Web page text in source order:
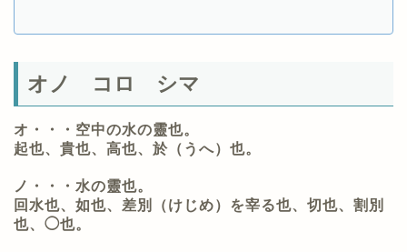
オノ コロ シマ
オ・・・空中の水の靈也。
起也、貴也、高也、於（うへ）也。
ノ・・・水の靈也。
回水也、如也、差別（けじめ）を宰る也、切也、割別
也、◯也。